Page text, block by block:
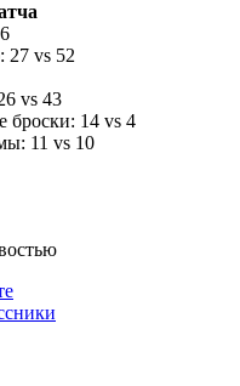
27 vs 52
vs 43
броски: 14 vs 4
11 vs 10